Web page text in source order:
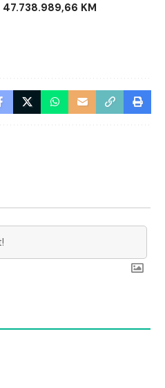
47.738.989,66 KM